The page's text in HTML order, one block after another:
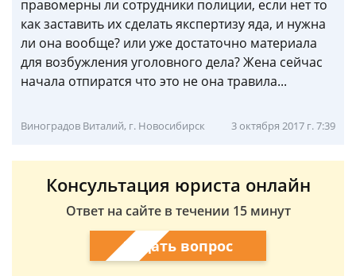
правомерны ли сотрудники полиции, если нет то
как заставить их сделать якспертизу яда, и нужна
ли она вообще? или уже достаточно материала
для возбужления уголовного дела? Жена сейчас
начала отпиратся что это не она травила...
Виноградов Виталий, г. Новосибирск 3 октября 2017 г. 7:39
Консультация юриста онлайн
Ответ на сайте в течении 15 минут
Задать вопрос